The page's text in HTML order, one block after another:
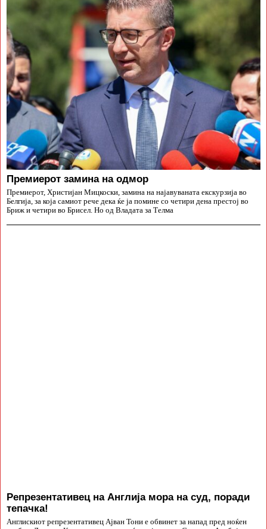
Премиерот замина на одмор
Премиерот, Христијан Мицкоски, замина на најавуваната екскурзија во
Белгија, за која самиот рече дека ќе ја помине со четири дена престој во
Бриж и четири во Брисел. Но од Владата за Телма
Репрезентативец на Англија мора на суд, поради
тепачка!
Англискиот репрезентативец Ајван Тони е обвинет за напад пред ноќен